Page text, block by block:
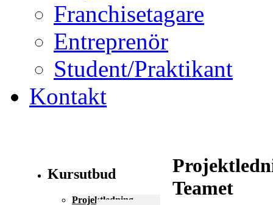
Franchisetagare
Entreprenör
Student/Praktikant
Kontakt
Kursutbud
Projektledning
Teamet